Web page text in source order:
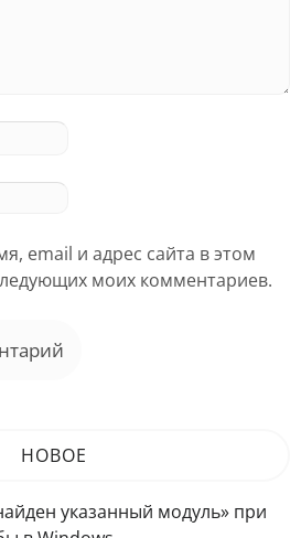
email и адрес сайта в этом
моих комментариев.
НОВОЕ
указанный модуль» при